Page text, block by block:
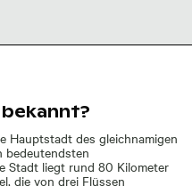
Hauptstadt des gleichnamigen
bedeutendsten
Stadt liegt rund 80 Kilometer
die von drei Flüssen